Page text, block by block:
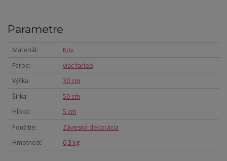
Parametre
Materiál
Kov
Farba
viac farieb
Výška
30 cm
Šírka
50 cm
Hĺbka
5 cm
Použitie
Závesná dekorácia
Hmotnosť
0,3 kg